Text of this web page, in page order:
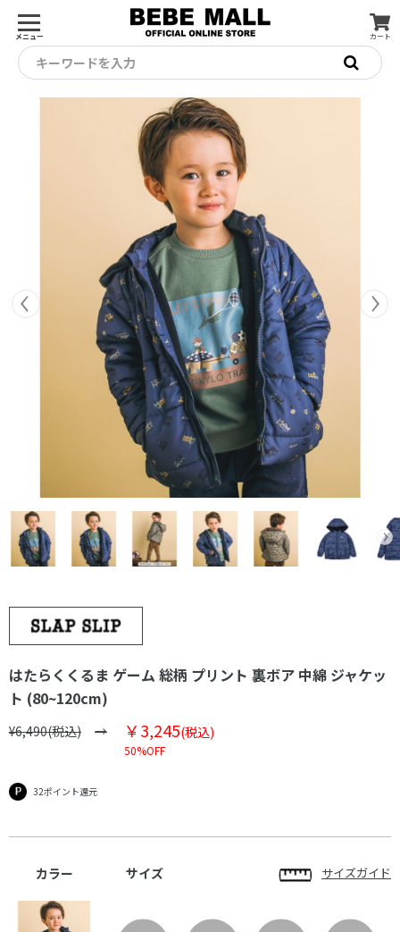
メニュー カート
キーワードを入力
はたらくくるま ゲーム 総柄 プリント 裏ボア 中綿 ジャケッ
ト (80~120cm)
¥6,490(税込) ￥3,245(税込)
50%OFF
32ポイント還元
カラー サイズ サイズガイド